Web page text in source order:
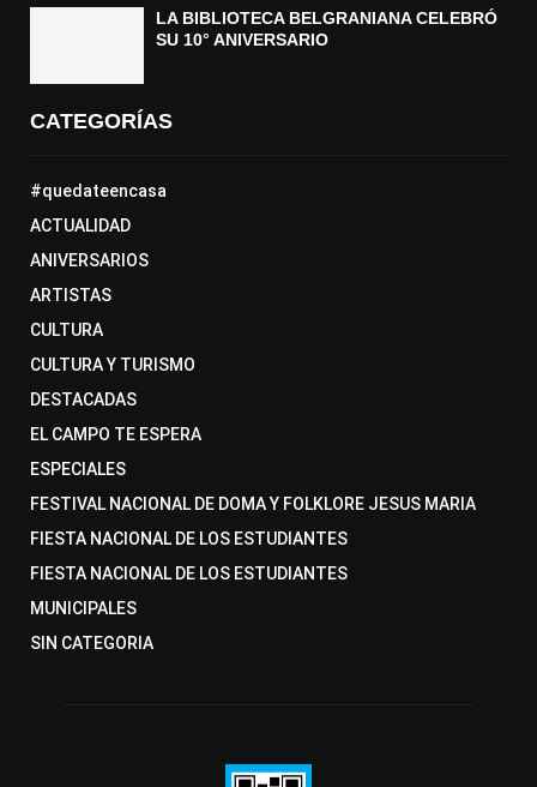
LA BIBLIOTECA BELGRANIANA CELEBRÓ
SU 10° ANIVERSARIO
CATEGORÍAS
#quedateencasa
ACTUALIDAD
ANIVERSARIOS
ARTISTAS
CULTURA
CULTURA Y TURISMO
DESTACADAS
EL CAMPO TE ESPERA
ESPECIALES
FESTIVAL NACIONAL DE DOMA Y FOLKLORE JESUS MARIA
FIESTA NACIONAL DE LOS ESTUDIANTES
FIESTA NACIONAL DE LOS ESTUDIANTES
MUNICIPALES
SIN CATEGORIA